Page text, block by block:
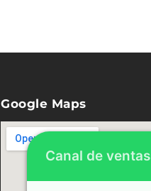
Google Maps
Canal de ventas